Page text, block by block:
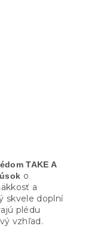
TAKE A
o
a
skvele doplní
plédu
vzhľad.